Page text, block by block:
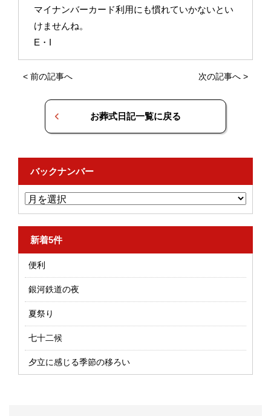
マイナンバーカード利用にも慣れていかないとい
けませんね。
E・I
< 前の記事へ 次の記事へ >
お葬式日記一覧に戻る
バックナンバー
新着5件
便利
銀河鉄道の夜
夏祭り
七十二候
夕立に感じる季節の移ろい